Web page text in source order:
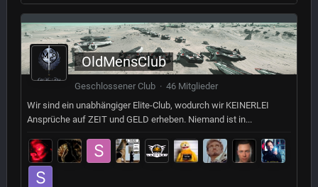
OldMensClub
Geschlossener Club · 46 Mitglieder
Wir sind ein unabhängiger Elite-Club, wodurch wir KEINERLEI
Ansprüche auf ZEIT und GELD erheben. Niemand ist in...